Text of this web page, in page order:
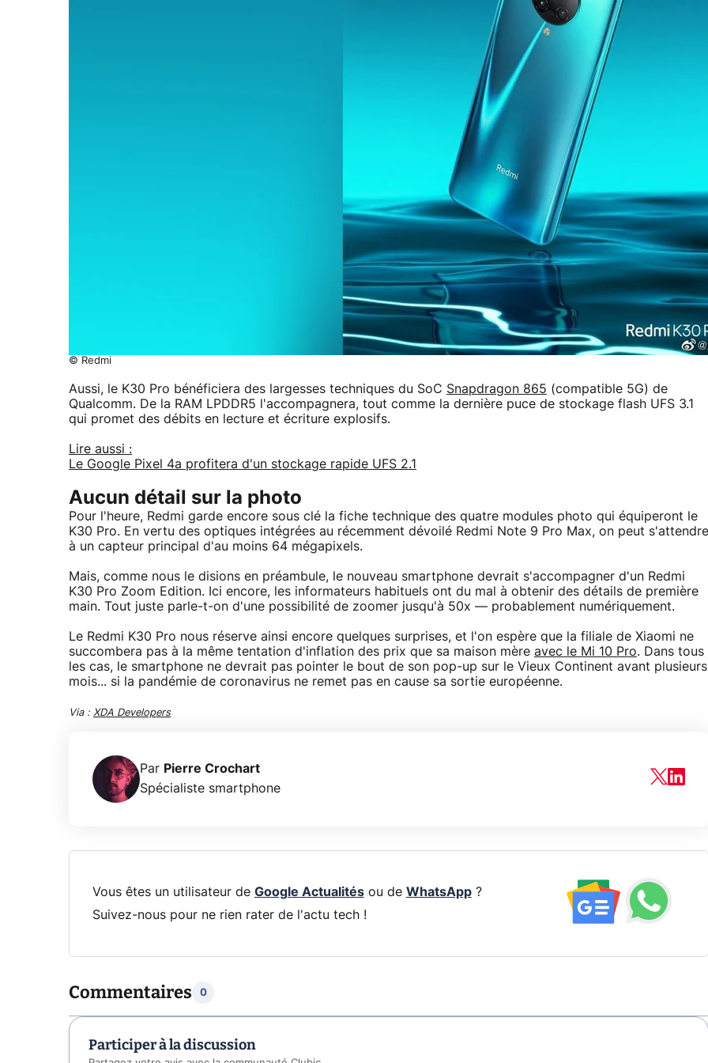
© Redmi
Aussi, le K30 Pro bénéficiera des largesses techniques du SoC Snapdragon 865 (compatible 5G) de
Qualcomm. De la RAM LPDDR5 l'accompagnera, tout comme la dernière puce de stockage flash UFS 3.1
qui promet des débits en lecture et écriture explosifs.
Lire aussi :
Le Google Pixel 4a profitera d'un stockage rapide UFS 2.1
Aucun détail sur la photo
Pour l'heure, Redmi garde encore sous clé la fiche technique des quatre modules photo qui équiperont le
K30 Pro. En vertu des optiques intégrées au récemment dévoilé Redmi Note 9 Pro Max, on peut s'attendre
à un capteur principal d'au moins 64 mégapixels.
Mais, comme nous le disions en préambule, le nouveau smartphone devrait s'accompagner d'un Redmi
K30 Pro Zoom Edition. Ici encore, les informateurs habituels ont du mal à obtenir des détails de première
main. Tout juste parle-t-on d'une possibilité de zoomer jusqu'à 50x — probablement numériquement.
Le Redmi K30 Pro nous réserve ainsi encore quelques surprises, et l'on espère que la filiale de Xiaomi ne
succombera pas à la même tentation d'inflation des prix que sa maison mère avec le Mi 10 Pro. Dans tous
les cas, le smartphone ne devrait pas pointer le bout de son pop-up sur le Vieux Continent avant plusieurs
mois... si la pandémie de coronavirus ne remet pas en cause sa sortie européenne.
Via : XDA Developers
Par Pierre Crochart
Spécialiste smartphone
Vous êtes un utilisateur de Google Actualitésou de WhatsApp?
Suivez-nous pour ne rien rater de l'actu tech !
Commentaires 0
Participer à la discussion